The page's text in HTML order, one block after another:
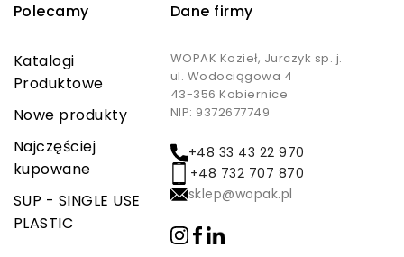
Dane firmy
WOPAK Kozieł, Jurczyk sp. j.
ul. Wodociągowa 4
43-356 Kobiernice
NIP: 9372677749
+48 33 43 22 970
+48 732 707 870
sklep@wopak.pl
Polecamy
Katalogi
Produktowe
Nowe produkty
Najczęściej
kupowane
SUP - SINGLE USE
PLASTIC